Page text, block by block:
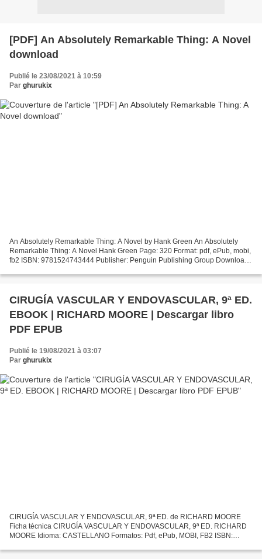
[PDF] An Absolutely Remarkable Thing: A Novel
download
Publié le 23/08/2021 à 10:59
Par ghurukix
An Absolutely Remarkable Thing: A Novel by Hank Green An Absolutely
Remarkable Thing: A Novel Hank Green Page: 320 Format: pdf, ePub, mobi,
fb2 ISBN: 9781524743444 Publisher: Penguin Publishing Group Download
CIRUGÍA VASCULAR Y ENDOVASCULAR, 9ª ED.
EBOOK | RICHARD MOORE | Descargar libro
PDF EPUB
Publié le 19/08/2021 à 03:07
Par ghurukix
CIRUGÍA VASCULAR Y ENDOVASCULAR, 9ª ED. de RICHARD MOORE
Ficha técnica CIRUGÍA VASCULAR Y ENDOVASCULAR, 9ª ED. RICHARD
MOORE Idioma: CASTELLANO Formatos: Pdf, ePub, MOBI, FB2 ISBN:
Descargar...